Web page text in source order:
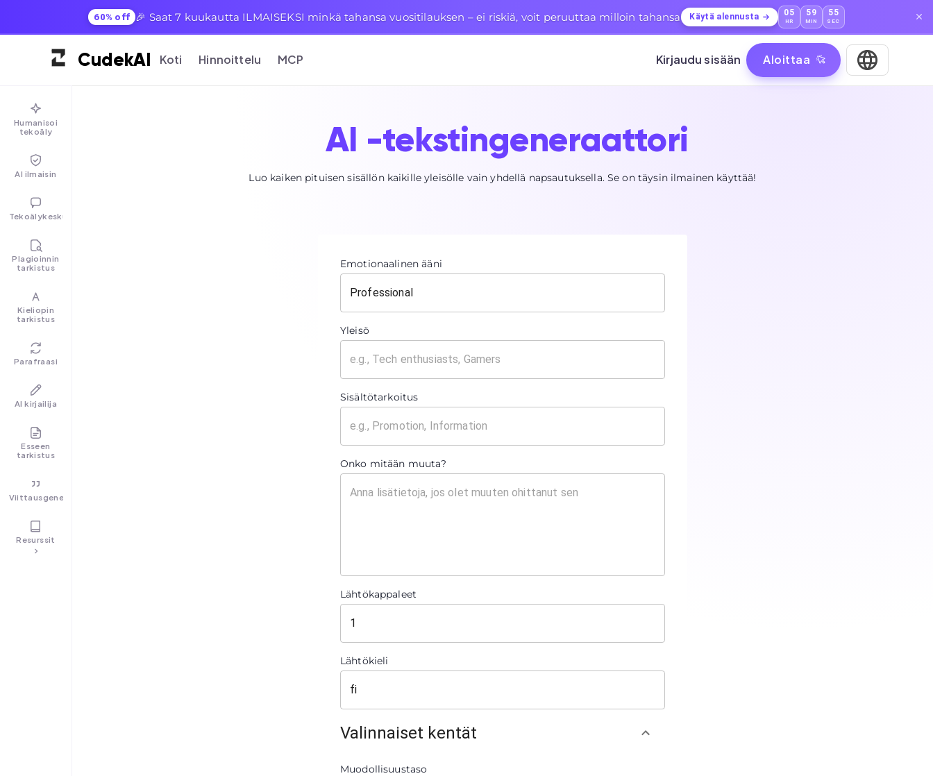
60% off 🎉 Saat 7 kuukautta ILMAISEKSI minkä tahansa vuositilauksen – ei riskiä, voit peruuttaa milloin tahansa Käytä alennusta 05
HR
59
MIN
54
SEC
CudekAI Koti Hinnoittelu MCP Kirjaudu sisään Aloittaa
Humanisoi
tekoäly
AI ilmaisin
Tekoälykeskustelu
Plagioinnin
tarkistus
Kieliopin
tarkistus
Parafraasi
AI kirjailija
Esseen
tarkistus
Viittausgeneraattori
Resurssit
AI -tekstingeneraattori
Luo kaiken pituisen sisällön kaikille yleisölle vain yhdellä napsautuksella. Se on täysin ilmainen käyttää!
Emotionaalinen ääni
Yleisö
Sisältötarkoitus
Onko mitään muuta?
Lähtökappaleet
Lähtökieli
Valinnaiset kentät
Muodollisuustaso